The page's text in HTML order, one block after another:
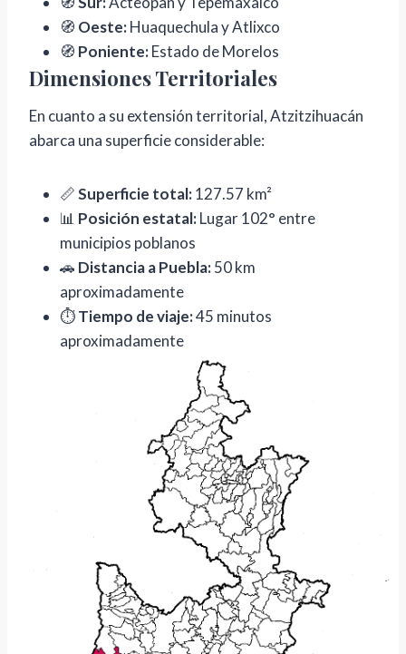
🧭 Oeste:Huaquechula y Atlixco
🧭 Poniente:Estado de Morelos
Dimensiones Territoriales
En cuanto a su extensión territorial, Atzitzihuacán
abarca una superficie considerable:
📏Superficie total:127.57 km²
📊 Posición estatal:Lugar 102° entre
municipios poblanos
🚗 Distancia a Puebla:50 km
aproximadamente
⏱️Tiempo de viaje:45 minutos
aproximadamente